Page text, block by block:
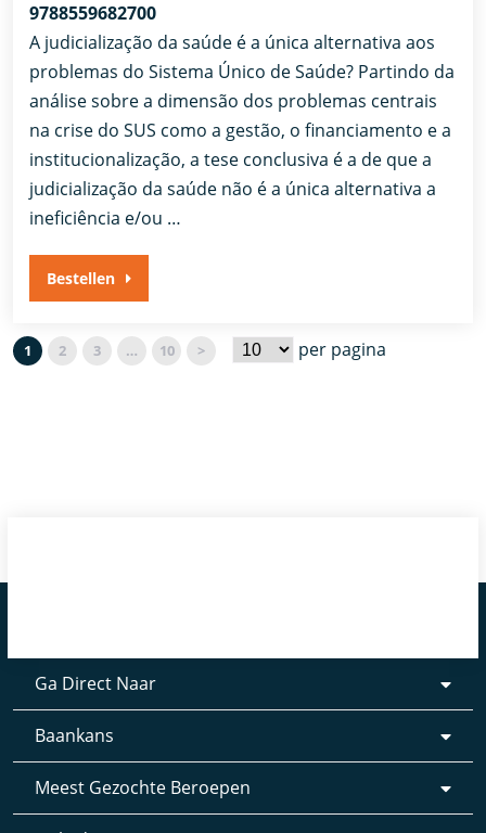
9788559682700
A judicialização da saúde é a única alternativa aos
problemas do Sistema Único de Saúde? Partindo da
análise sobre a dimensão dos problemas centrais
na crise do SUS como a gestão, o financiamento e a
institucionalização, a tese conclusiva é a de que a
judicialização da saúde não é a única alternativa a
ineficiência e/ou …
Bestellen
1 2 3 … 10 > per pagina
Ga Direct Naar
Baankans
Meest Gezochte Beroepen